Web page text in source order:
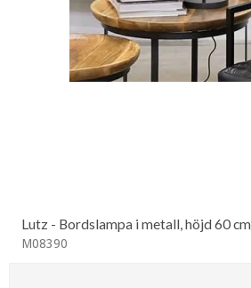
Lutz - Bordslampa i metall, höjd 60 cm.
M08390